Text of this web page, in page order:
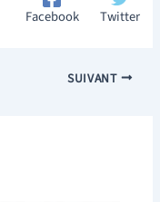
Facebook Twitter
SUIVANT